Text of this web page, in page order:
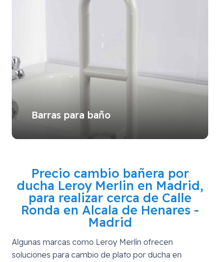
Barras para baño
Precio cambio bañera por
ducha Leroy Merlin en Madrid,
para realizar cerca de Calle
Ronda en Alcala de Henares -
Madrid
Algunas marcas como Leroy Merlín ofrecen
soluciones para cambio de plato por ducha en